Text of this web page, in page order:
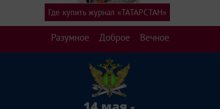
Разумное Доброе Вечное
Где купить журнал «ТАТАРСТАН»